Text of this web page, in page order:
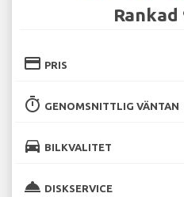
Rankad
credit_card PRIS
timer GENOMSNITTLIG VÄNTAN
directions_car BILKVALITET
room_service DISKSERVICE